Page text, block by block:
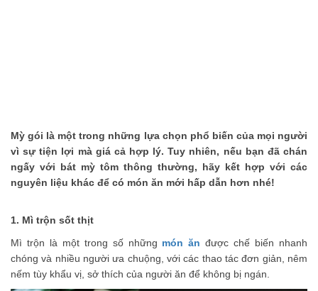
Những món ăn vặt không thể bỏ qua khi đến
Thái Lan
Mỳ gói là một trong những lựa chọn phổ biến của mọi người
vì sự tiện lợi mà giá cả hợp lý. Tuy nhiên, nếu bạn đã chán
ngấy với bát mỳ tôm thông thường, hãy kết hợp với các
nguyên liệu khác để có món ăn mới hấp dẫn hơn nhé!
1. Mì trộn sốt thịt
Mì trộn là một trong số những món ăn được chế biến nhanh
chóng và nhiều người ưa chuộng, với các thao tác đơn giản, nêm
nếm tùy khẩu vị, sở thích của người ăn để không bị ngán.